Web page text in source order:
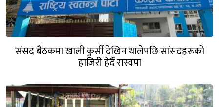
संसद बैठकमा खाली कुर्सी देखिन थालेपछि सांसदहरूको
हाजिरी हेर्दै रास्वपा